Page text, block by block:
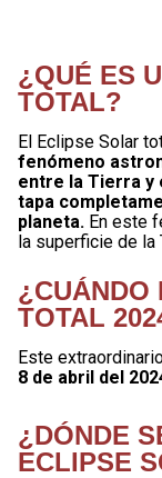
¿QUÉ ES
TOTAL?
El Eclipse Solar
fenómeno
entre la Tierra y
tapa
planeta. En este
la superficie de la
¿CUÁNDO
TOTAL
Este
8 de abril del
¿DÓNDE
ECLIPSE